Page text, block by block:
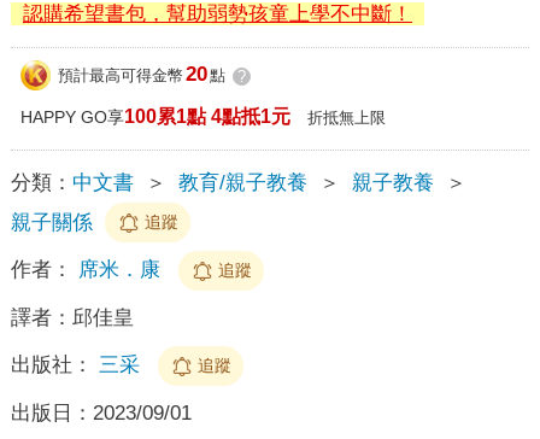
認購希望書包，幫助弱勢孩童上學不中斷！
預計最高可得金幣 20點 ?
HAPPY GO享100累1點 4點抵1元 折抵無上限
分類： 中文書 ＞ 教育/親子教養 ＞ 親子教養
＞
親子關係
追蹤
作者： 席米．康 追蹤
譯者： 邱佳皇
出版社： 三采 追蹤
出版日： 2023/09/01